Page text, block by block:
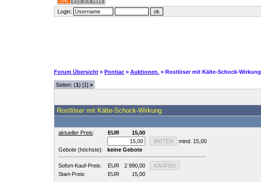
Login:
Forum Übersicht » Pontiac » Auktionen. » Rostlöser mit Kälte-Schock-Wirkung
Seiten: (1) [1] »
Rostlöser mit Kälte-Schock-Wirkung
aktueller Preis: EUR
15,00
mind. 15,00
Gebote (höchste):
keine Gebote
Sofort-Kauf-Preis: EUR
2 990,00
Start-Preis:
EUR 15,00